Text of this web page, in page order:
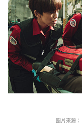
圖片來源：